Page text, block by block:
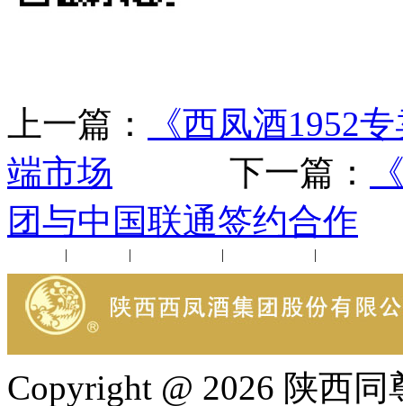
上一篇：
《西凤酒1952
端市场 下一篇：
团与中国联通签约合作
| | | |
Copyright @ 2026 陕西